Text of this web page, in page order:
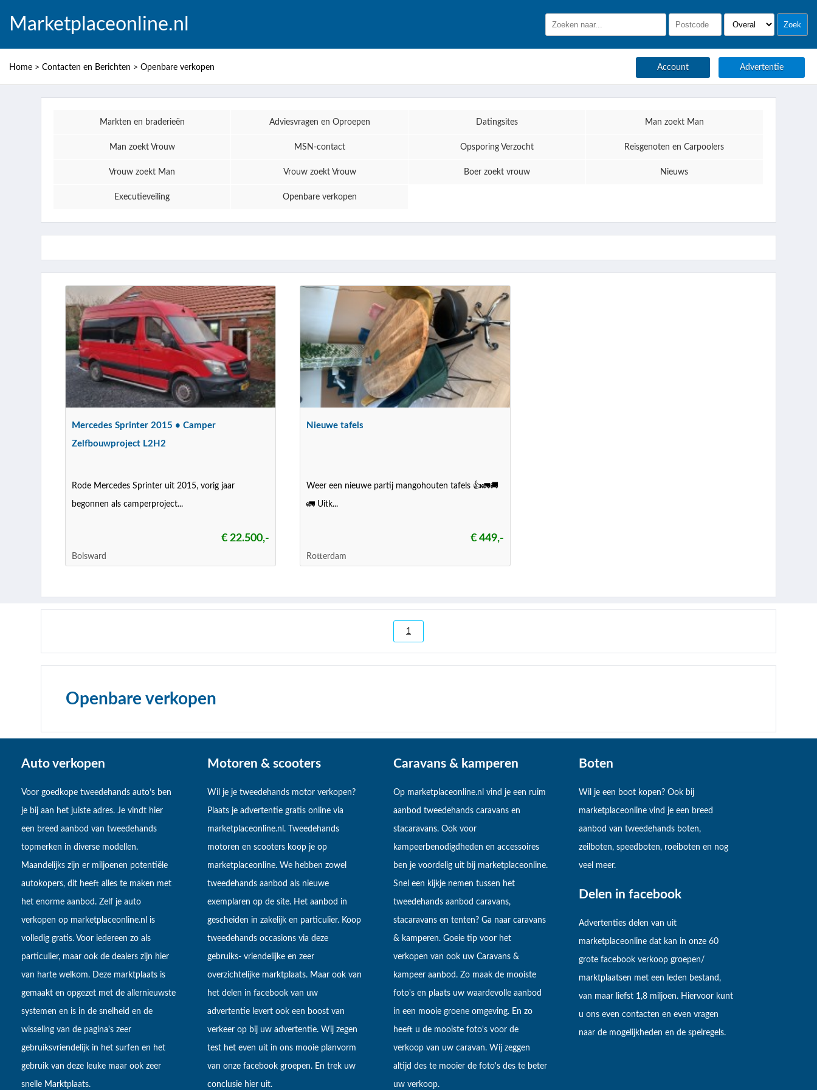
Marketplaceonline.nl
Home > Contacten en Berichten > Openbare verkopen Account Advertentie
Markten en braderieën Adviesvragen en Oproepen Datingsites Man zoekt Man
Man zoekt Vrouw MSN-contact Opsporing Verzocht Reisgenoten en Carpoolers
Vrouw zoekt Man Vrouw zoekt Vrouw Boer zoekt vrouw Nieuws
Executieveiling Openbare verkopen
Mercedes Sprinter 2015 • Camper
Zelfbouwproject L2H2
Rode Mercedes Sprinter uit 2015, vorig jaar
begonnen als camperproject...
€ 22.500,-
Bolsward
Nieuwe tafels
Weer een nieuwe partij mangohouten tafels 👍🚛🚚
🚛 Uitk...
€ 449,-
Rotterdam
1
Openbare verkopen
Auto verkopen
Voor goedkope tweedehands auto’s ben
je bij aan het juiste adres. Je vindt hier
een breed aanbod van tweedehands
topmerken in diverse modellen.
Maandelijks zijn er miljoenen potentiële
autokopers, dit heeft alles te maken met
het enorme aanbod. Zelf je auto
verkopen op marketplaceonline.nl is
volledig gratis. Voor iedereen zo als
particulier, maar ook de dealers zijn hier
van harte welkom. Deze marktplaats is
gemaakt en opgezet met de allernieuwste
systemen en is in de snelheid en de
wisseling van de pagina's zeer
gebruiksvriendelijk in het surfen en het
gebruik van deze leuke maar ook zeer
snelle Marktplaats.
Motoren & scooters
Wil je je tweedehands motor verkopen?
Plaats je advertentie gratis online via
marketplaceonline.nl. Tweedehands
motoren en scooters koop je op
marketplaceonline. We hebben zowel
tweedehands aanbod als nieuwe
exemplaren op de site. Het aanbod in
gescheiden in zakelijk en particulier. Koop
tweedehands occasions via deze
gebruiks- vriendelijke en zeer
overzichtelijke marktplaats. Maar ook van
het delen in facebook van uw
advertentie levert ook een boost van
verkeer op bij uw advertentie. Wij zegen
test het even uit in ons mooie planvorm
van onze facebook groepen. En trek uw
conclusie hier uit.
Caravans & kamperen
Op marketplaceonline.nl vind je een ruim
aanbod tweedehands caravans en
stacaravans. Ook voor
kampeerbenodigdheden en accessoires
ben je voordelig uit bij marketplaceonline.
Snel een kijkje nemen tussen het
tweedehands aanbod caravans,
stacaravans en tenten? Ga naar caravans
& kamperen. Goeie tip voor het
verkopen van ook uw Caravans &
kampeer aanbod. Zo maak de mooiste
foto's en plaats uw waardevolle aanbod
in een mooie groene omgeving. En zo
heeft u de mooiste foto's voor de
verkoop van uw caravan. Wij zeggen
altijd des te mooier de foto's des te beter
uw verkoop.
Boten
Wil je een boot kopen? Ook bij
marketplaceonline vind je een breed
aanbod van tweedehands boten,
zeilboten, speedboten, roeiboten en nog
veel meer.
Delen in facebook
Advertenties delen van uit
marketplaceonline dat kan in onze 60
grote facebook verkoop groepen/
marktplaatsen met een leden bestand,
van maar liefst 1,8 miljoen. Hiervoor kunt
u ons even contacten en even vragen
naar de mogelijkheden en de spelregels.